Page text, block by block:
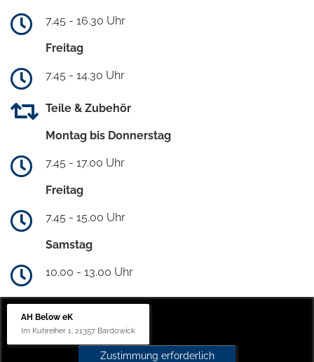
7.45 - 16.30 Uhr
Freitag
7.45 - 14.30 Uhr
Teile & Zubehör
Montag bis Donnerstag
7.45 - 17.00 Uhr
Freitag
7.45 - 15.00 Uhr
Samstag
10.00 - 13.00 Uhr
AH Below eK
Im Kuhreiher 1, 21357 Bardowick
Zustimmung erforderlich